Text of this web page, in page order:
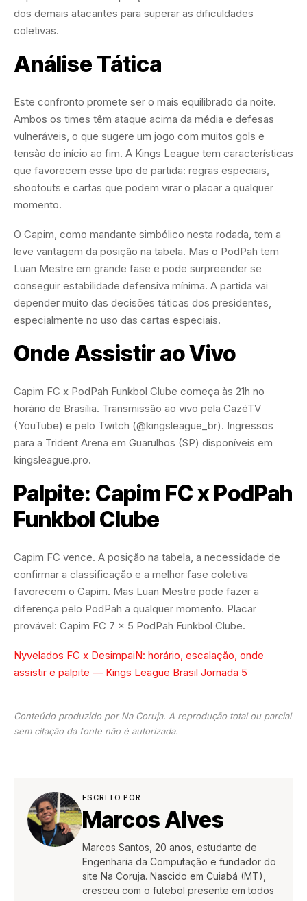
dos demais atacantes para superar as dificuldades
coletivas.
Análise Tática
Este confronto promete ser o mais equilibrado da noite.
Ambos os times têm ataque acima da média e defesas
vulneráveis, o que sugere um jogo com muitos gols e
tensão do início ao fim. A Kings League tem características
que favorecem esse tipo de partida: regras especiais,
shootouts e cartas que podem virar o placar a qualquer
momento.
O Capim, como mandante simbólico nesta rodada, tem a
leve vantagem da posição na tabela. Mas o PodPah tem
Luan Mestre em grande fase e pode surpreender se
conseguir estabilidade defensiva mínima. A partida vai
depender muito das decisões táticas dos presidentes,
especialmente no uso das cartas especiais.
Onde Assistir ao Vivo
Capim FC x PodPah Funkbol Clube começa às 21h no
horário de Brasília. Transmissão ao vivo pela CazéTV
(YouTube) e pelo Twitch (@kingsleague_br). Ingressos
para a Trident Arena em Guarulhos (SP) disponíveis em
kingsleague.pro.
Palpite: Capim FC x PodPah
Funkbol Clube
Capim FC vence. A posição na tabela, a necessidade de
confirmar a classificação e a melhor fase coletiva
favorecem o Capim. Mas Luan Mestre pode fazer a
diferença pelo PodPah a qualquer momento. Placar
provável: Capim FC 7 x 5 PodPah Funkbol Clube.
Nyvelados FC x DesimpaiN: horário, escalação, onde
assistir e palpite — Kings League Brasil Jornada 5
Conteúdo produzido por Na Coruja. A reprodução total ou parcial
sem citação da fonte não é autorizada.
ESCRITO POR
Marcos Alves
Marcos Santos, 20 anos, estudante de
Engenharia da Computação e fundador do
site Na Coruja. Nascido em Cuiabá (MT),
cresceu com o futebol presente em todos